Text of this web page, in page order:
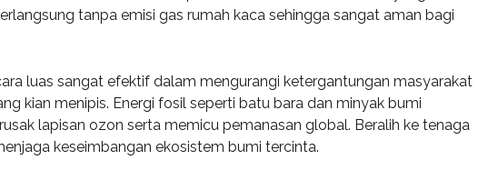
tanpa emisi gas rumah kaca sehingga sangat aman bagi
luas sangat efektif dalam mengurangi ketergantungan masyarakat
kian menipis. Energi fosil seperti batu bara dan minyak bumi
lapisan ozon serta memicu pemanasan global. Beralih ke tenaga
keseimbangan ekosistem bumi tercinta.